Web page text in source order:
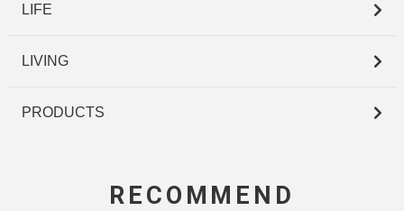
LIFE
LIVING
PRODUCTS
RECOMMEND